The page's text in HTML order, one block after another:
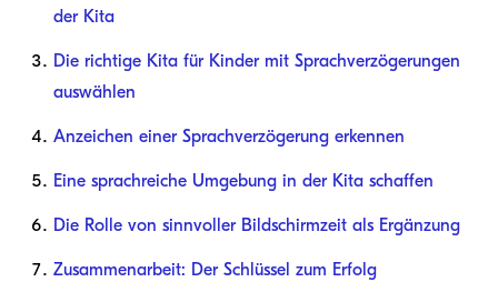
der Kita
Die richtige Kita für Kinder mit Sprachverzögerungen
auswählen
Anzeichen einer Sprachverzögerung erkennen
Eine sprachreiche Umgebung in der Kita schaffen
Die Rolle von sinnvoller Bildschirmzeit als Ergänzung
Zusammenarbeit: Der Schlüssel zum Erfolg